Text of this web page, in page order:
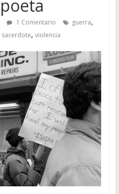
1 Comentario guerra,
sacerdote, violencia